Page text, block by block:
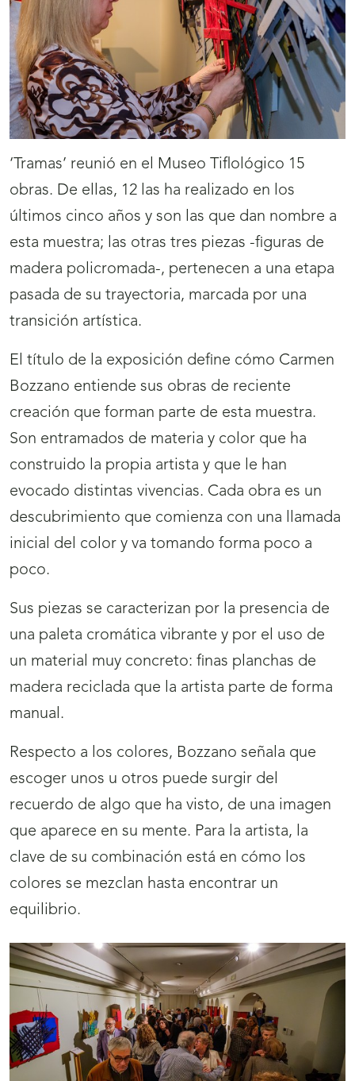
‘Tramas’ reunió en el Museo Tiflológico 15
obras. De ellas, 12 las ha realizado en los
últimos cinco años y son las que dan nombre a
esta muestra; las otras tres piezas -figuras de
madera policromada-, pertenecen a una etapa
pasada de su trayectoria, marcada por una
transición artística.
El título de la exposición define cómo Carmen
Bozzano entiende sus obras de reciente
creación que forman parte de esta muestra.
Son entramados de materia y color que ha
construido la propia artista y que le han
evocado distintas vivencias. Cada obra es un
descubrimiento que comienza con una llamada
inicial del color y va tomando forma poco a
poco.
Sus piezas se caracterizan por la presencia de
una paleta cromática vibrante y por el uso de
un material muy concreto: finas planchas de
madera reciclada que la artista parte de forma
manual.
Respecto a los colores, Bozzano señala que
escoger unos u otros puede surgir del
recuerdo de algo que ha visto, de una imagen
que aparece en su mente. Para la artista, la
clave de su combinación está en cómo los
colores se mezclan hasta encontrar un
equilibrio.